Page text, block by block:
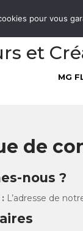
et
MG
de
nous ?
L’adresse de
pour vous